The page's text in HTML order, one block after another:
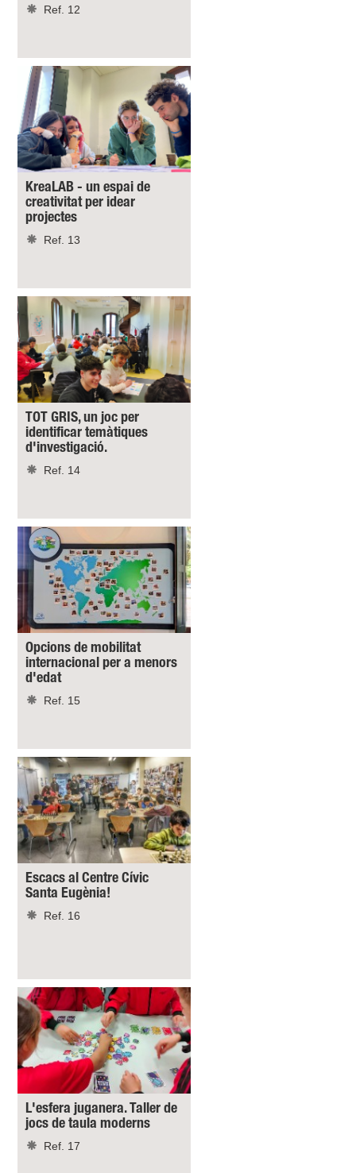
Ref. 12
KreaLAB - un espai de
creativitat per idear
projectes
Ref. 13
TOT GRIS, un joc per
identificar temàtiques
d'investigació.
Ref. 14
Opcions de mobilitat
internacional per a menors
d'edat
Ref. 15
Escacs al Centre Cívic
Santa Eugènia!
Ref. 16
L'esfera juganera. Taller de
jocs de taula moderns
Ref. 17